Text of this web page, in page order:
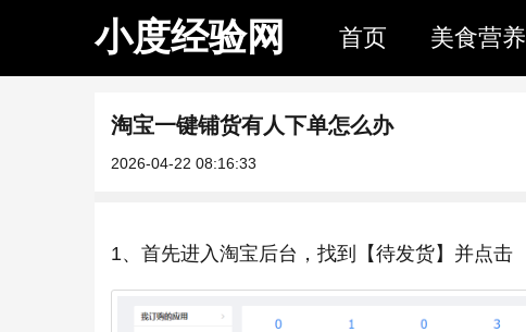
小度经验网 首页 美食营养
淘宝一键铺货有人下单怎么办
2026-04-22 08:16:33
1、首先进入淘宝后台，找到【待发货】并点击